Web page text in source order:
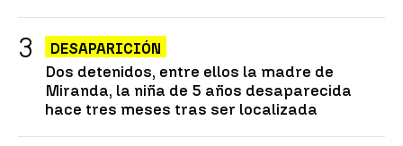
DESAPARICIÓN
Dos detenidos, entre ellos la madre de
Miranda, la niña de 5 años desaparecida
hace tres meses tras ser localizada